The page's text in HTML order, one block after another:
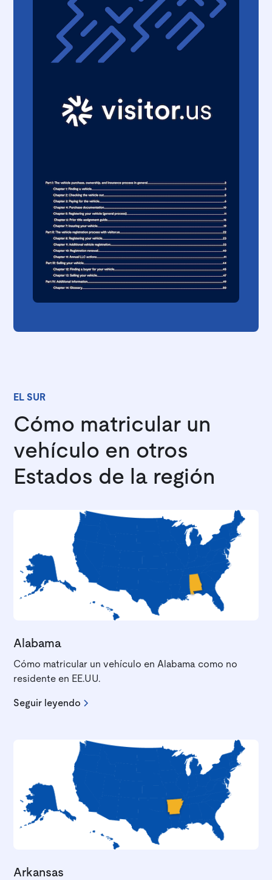
EL SUR
Cómo matricular un
vehículo en otros
Estados de la región
Alabama
Cómo matricular un vehículo en Alabama como no
residente en EE.UU.
Seguir leyendo
Arkansas